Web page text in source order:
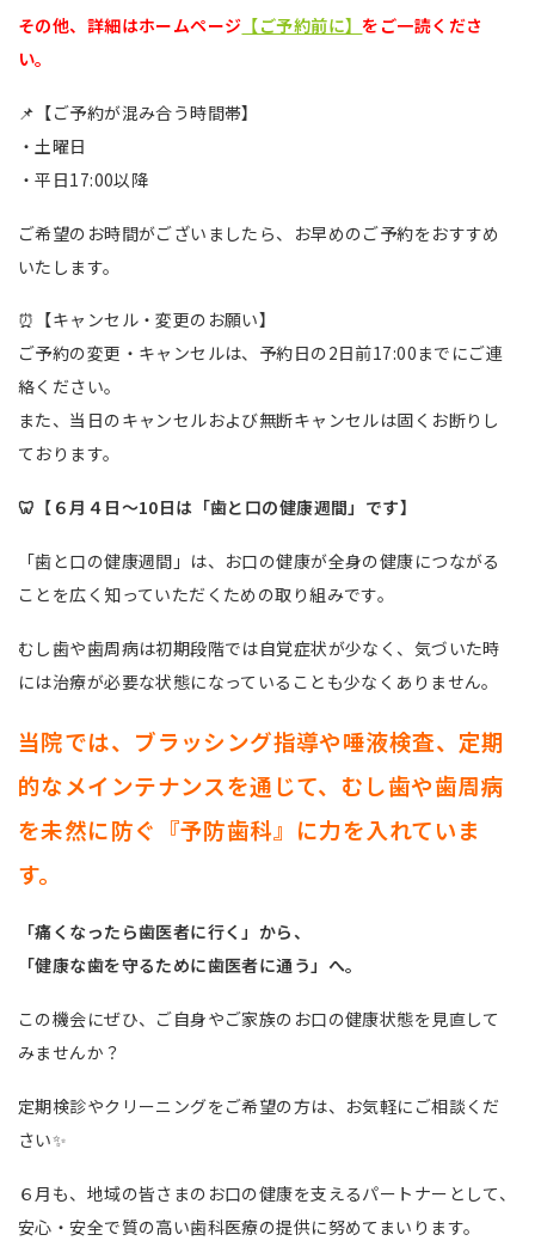
その他、詳細はホームページ 【ご予約前に】 をご一読くださ
い。
📌【ご予約が混み合う時間帯】
・土曜日
・平日17:00以降
ご希望のお時間がございましたら、お早めのご予約をおすすめ
いたします。
⏰【キャンセル・変更のお願い】
ご予約の変更・キャンセルは、予約日の2日前17:00までにご連
絡ください。
また、当日のキャンセルおよび無断キャンセルは固くお断りし
ております。
🦷【６月４日〜10日は「歯と口の健康週間」です】
「歯と口の健康週間」は、お口の健康が全身の健康につながる
ことを広く知っていただくための取り組みです。
むし歯や歯周病は初期段階では自覚症状が少なく、気づいた時
には治療が必要な状態になっていることも少なくありません。
当院では、ブラッシング指導や唾液検査、定期
的なメインテナンスを通じて、むし歯や歯周病
を未然に防ぐ『予防歯科』に力を入れていま
す。
「痛くなったら歯医者に行く」から、
「健康な歯を守るために歯医者に通う」へ。
この機会にぜひ、ご自身やご家族のお口の健康状態を見直して
みませんか？
定期検診やクリーニングをご希望の方は、お気軽にご相談くだ
さい✨
６月も、地域の皆さまのお口の健康を支えるパートナーとして、
安心・安全で質の高い歯科医療の提供に努めてまいります。